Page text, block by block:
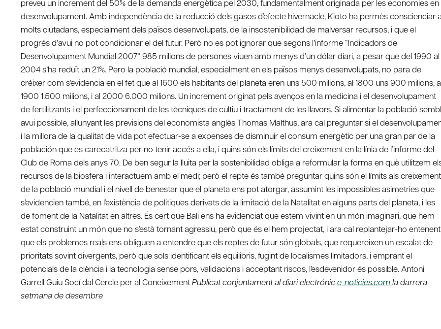
preveu un increment del 50% de la demanda energètica pel 2030, fundamentalment originada per les economies en
desenvolupament. Amb independència de la reducció dels gasos d’efecte hivernacle, Kioto ha permès conscienciar a
molts ciutadans, especialment dels països desenvolupats, de la insostenibilidad de malversar recursos, i que el
progrés d’avui no pot condicionar el del futur. Però no es pot ignorar que segons l’informe “Indicadors de
Desenvolupament Mundial 2007” 985 milions de persones viuen amb menys d’un dólar diari, a pesar que del 1990 al
2004 s’ha reduït un 21%. Pero la població mundial, especialment en els països menys desenvolupats, no para de
créixer com s’evidencia en el fet que al 1600 els habitants del planeta eren uns 500 milions, al 1800 uns 900 milions,
1900 1.500 milions, i al 2000 6.000 milions. Un increment originat pels avenços en la medicina i el desenvolupament
de fertilitzants i el perfeccionament de les tècniques de cultiu i tractament de les llavors. Si alimentar la població
avui possible, allunyant les previsions del economista anglès Thomas Malthus, ara cal preguntar si el
i la millora de la qualitat de vida pot efectuar-se a expenses de disminuir el consum energètic per una gran par de la
población que es carecatritza per no tenir accés a ella, i quins són els límits del creixement en la línia de l’informe del
Club de Roma dels anys 70. De ben segur la lluita per la sostenibilidad obliga a reformular la forma en què utilitzem
recursos de la biosfera i interactuem amb el medi; però el repte és també preguntar quins són el límits als creixement
de la població mundial i el nivell de benestar que el planeta ens pot atorgar, assumint les impossibles asimetries que
s’evidencien també, en l’existència de politiques derivats de la limitació de la Natalitat en alguns parts del planeta, i les
de foment de la Natalitat en altres. És cert que Bali ens ha evidenciat que estem vivint en un món imaginari, que hem
estat construint un món que no s’està tornant agressiu, però que és el hem projectat, i ara cal replantejar-ho entenent
que els problemes reals ens obliguen a entendre que els reptes de futur són globals, que requereixen un escalat de
prioritats sovint divergents, però que sols identificant els equilibris, fugint de localismes limitadors, i emprant el
potencials de la ciència i la tecnologia sense pors, validacions i acceptant riscos, l’esdevenidor és possible. Antoni
Garrell Guiu Socí dal Cercle per al ConeixementPublicat conjuntament al diari electrónice-noticies.com la darrera
setmana de desembre